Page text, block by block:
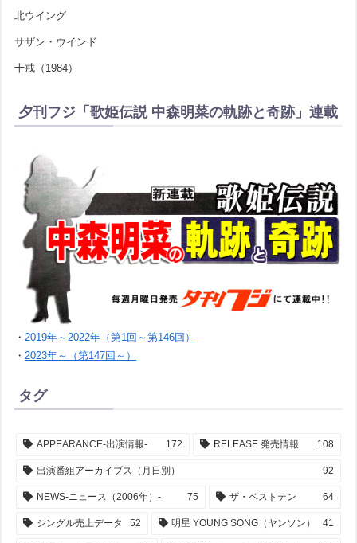
北ウイング
サザン・ウインド
十戒（1984）
夕刊フジ「歌姫伝説 中森明菜の軌跡と奇跡」連載
・ 2019年～2022年（第1回～第146回）
・ 2023年～（第147回～）
タグ
APPEARANCE-出演情報- 172 RELEASE 発売情報 108
出演番組アーカイブス（月日別） 92
NEWS-ニュース（2006年）- 75 ザ・ベストテン 64
シングル売上データ 52 明星 YOUNG SONG（ヤンソン） 41